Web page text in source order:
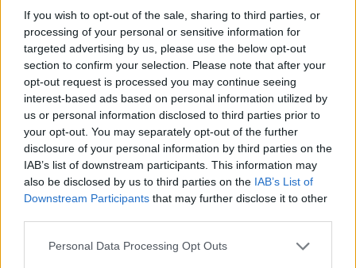
If you wish to opt-out of the sale, sharing to third parties, or
processing of your personal or sensitive information for
targeted advertising by us, please use the below opt-out
section to confirm your selection. Please note that after your
opt-out request is processed you may continue seeing
interest-based ads based on personal information utilized by
us or personal information disclosed to third parties prior to
your opt-out. You may separately opt-out of the further
disclosure of your personal information by third parties on the
IAB’s list of downstream participants. This information may
also be disclosed by us to third parties on the IAB’s List of
Downstream Participants that may further disclose it to other
Personal Data Processing Opt Outs
LSD στην ψυχιατρική
15.05.26
Η ιστορική διαδρομή του LSD στη θεραπευτική κι όσα μας
αφορούν σήμερα.